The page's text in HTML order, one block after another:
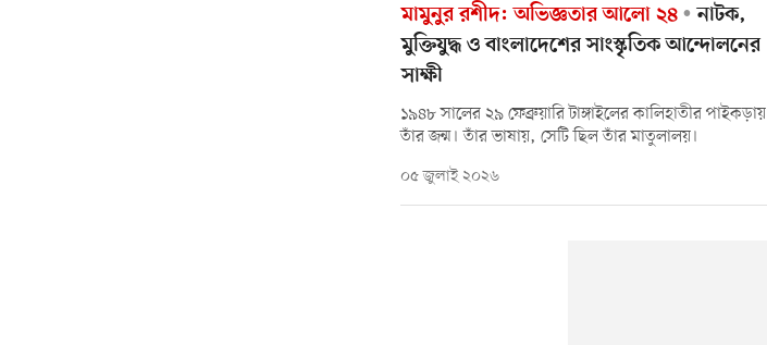
মামুনুর রশীদ: অভিজ্ঞতার আলো ২৪
নাটক,
মুক্তিযুদ্ধ ও বাংলাদেশের সাংস্কৃতিক আন্দোলনের
সাক্ষী
১৯৪৮ সালের ২৯ ফেব্রুয়ারি টাঙ্গাইলের কালিহাতীর পাইকড়ায়
তাঁর জন্ম। তাঁর ভাষায়, সেটি ছিল তাঁর মাতুলালয়।
০৫ জুলাই ২০২৬